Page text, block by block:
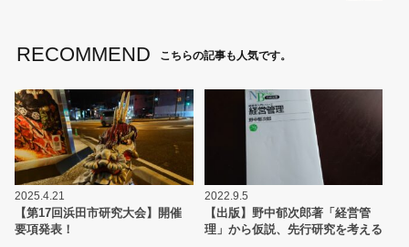
RECOMMEND こちらの記事も人気です。
2025.4.21
【第17回浜田市研究大会】開催
要項発表！
2022.9.5
【出版】野中郁次郎著「経営管
理」から仮説、先行研究を考える